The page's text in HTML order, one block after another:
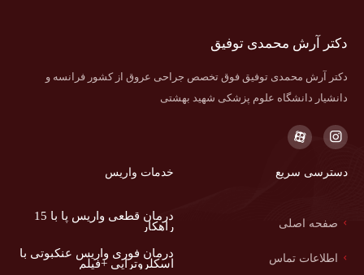
دکتر آرش محمدی توفیق
دکتر آرش محمدی توفیق فوق تخصص جراحی عروق از کشور فرانسه و
دانشیار دانشگاه علوم پزشکی شهید بهشتی
دسترسی سریع
صفحه اصلی
اطلاعات تماس
خدمات واریس
درمان قطعی واریس پا با 15
راهکار
درمان فوری واریس عنکبوتی با
اسکلروتراپی +فیلم